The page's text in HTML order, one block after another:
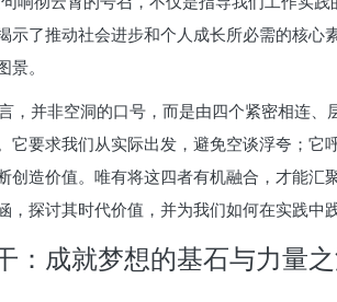
示了推动社会进步和个人成长所必需的核
。
，并非空洞的口号，而是由四个紧密相连
要求我们从实际出发，避免空谈浮夸；它
创造价值。唯有将这四者有机融合，才能汇
，探讨其时代价值，并为我们如何在实践中
：成就梦想的基石与力量